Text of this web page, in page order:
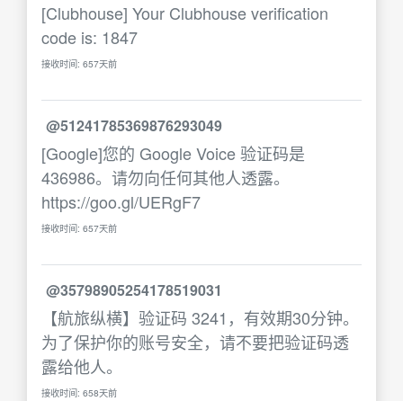
[Clubhouse] Your Clubhouse verification
code is: 1847
接收时间: 657天前
@51241785369876293049
[Google]您的 Google Voice 验证码是
436986。请勿向任何其他人透露。
https://goo.gl/UERgF7
接收时间: 657天前
@35798905254178519031
【航旅纵横】验证码 3241，有效期30分钟。
为了保护你的账号安全，请不要把验证码透
露给他人。
接收时间: 658天前